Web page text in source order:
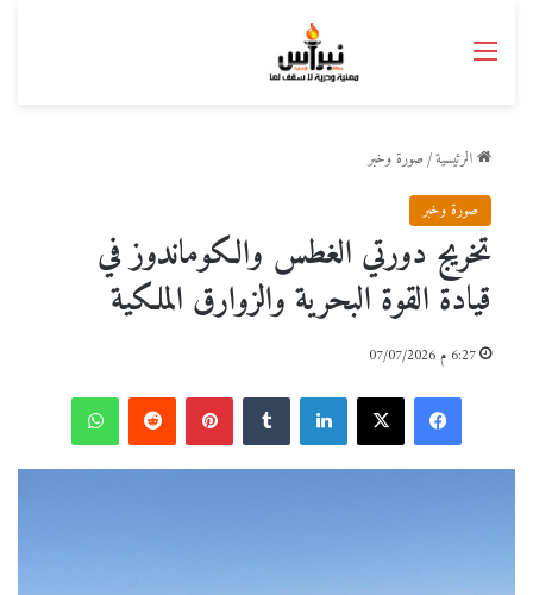
القائمة
الرئيسية/صورة وخبر
صورة وخبر
تخريج دورتي الغطس والكوماندوز في
قيادة القوة البحرية والزوارق الملكية
6:27 م 07/07/2026
فيسبوك ‫X لينكدإن بينتيريست واتساب